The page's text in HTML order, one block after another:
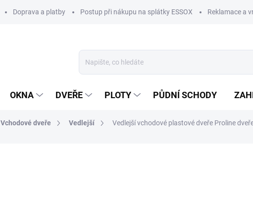
Doprava a platby Postup při nákupu na splátky ESSOX Reklamace a
OKNA DVEŘE PLOTY PŮDNÍ SCHODY
Vchodové dveře Vedlejší Vedlejší vchodové plastové dveře Proline